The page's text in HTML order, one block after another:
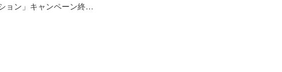
「レンタカーdeワーケーション」キャンペーン終了のお知らせ